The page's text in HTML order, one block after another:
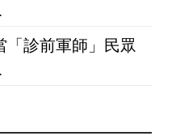
診前軍師」民眾